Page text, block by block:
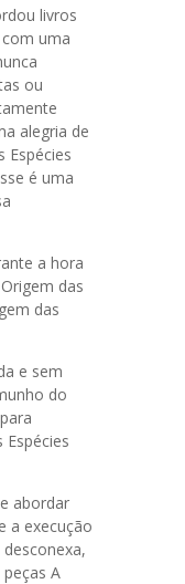
livros
uma
ou
alegria de
Espécies
é uma
a hora
das
das
e sem
do
Espécies
abordar
a execução
A